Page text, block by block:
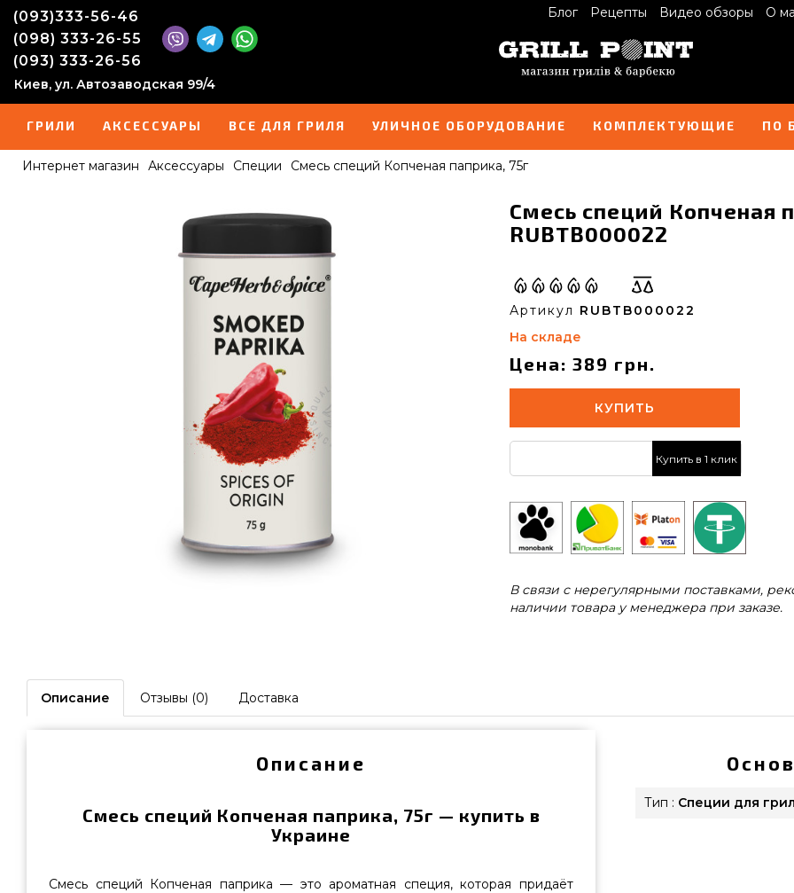
Блог Рецепты Видео обзоры О
(093)333-56-46
(098) 333-26-55
(093) 333-26-56
Киев, ул. Автозаводская 99/4
ГРИЛИ АКСЕССУАРЫ ВСЕ ДЛЯ ГРИЛЯ УЛИЧНОЕ ОБОРУДОВАНИЕ КОМПЛЕКТУЮЩИЕ ПО
Интернет магазин Аксессуары Специи Смесь специй Копченая паприка, 75г
Смесь специй Копченая
RUBTB000022
Артикул RUBTB000022
На складе
Цена: 389 грн.
КУПИТЬ
Купить в 1 клик
В связи с нерегулярными поставками,
наличии товара у менеджера при заказе.
Описание Отзывы (0) Доставка
Описание
Смесь специй Копченая паприка, 75г — купить в
Украине
Смесь специй Копченая паприка — это ароматная специя, которая придаёт
Тип : Специи для